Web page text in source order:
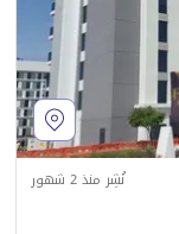
نُشِر منذ 2 شهور